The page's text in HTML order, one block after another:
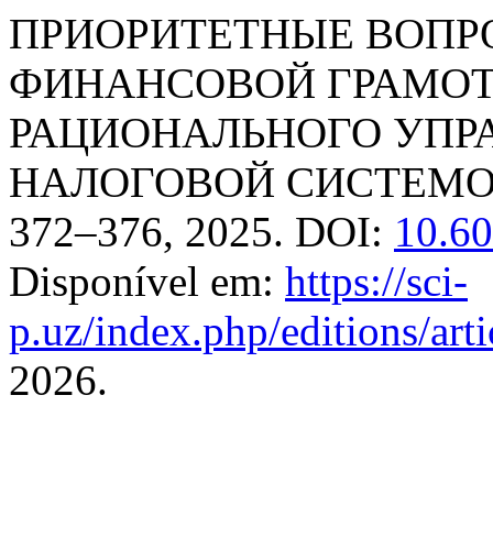
ПРИОРИТЕТНЫЕ
ФИНАНСОВОЙ
РАЦИОНАЛЬНОГО
НАЛОГОВОЙ
372–376, 2025. DOI:
Disponível em: https://sci-
p.uz/index.php/editions/
2026.